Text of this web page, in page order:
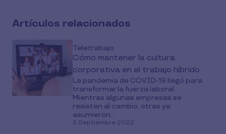
Artículos relacionados
Teletrabajo
Cómo mantener la cultura
corporativa en el trabajo híbrido
La pandemia de COVID-19 llegó para
transformar la fuerza laboral.
Mientras algunas empresas se
resisten al cambio, otras ya
asumieron...
2 Septiembre 2022